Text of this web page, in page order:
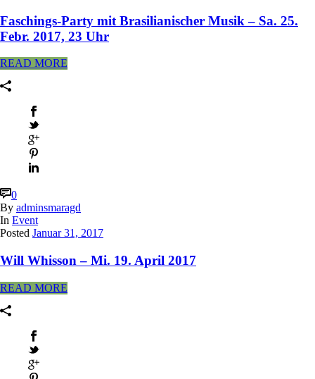
Faschings-Party mit Brasilianischer Musik – Sa. 25.
Febr. 2017, 23 Uhr
READ MORE
0
By adminsmaragd
In Event
Posted Januar 31, 2017
Will Whisson – Mi. 19. April 2017
READ MORE